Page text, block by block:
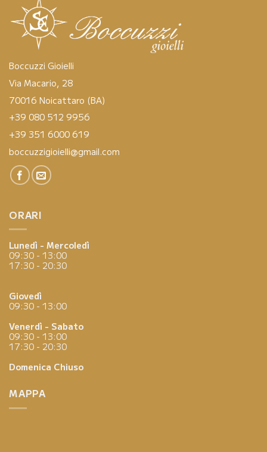
Boccuzzi Gioielli
Via Macario, 28
70016 Noicattaro (BA)
+39 080 512 9956
+39 351 6000 619
boccuzzigioielli@gmail.com
ORARI
Lunedì - Mercoledì
09:30 - 13:00
17:30 - 20:30
Giovedì
09:30 - 13:00
Venerdì - Sabato
09:30 - 13:00
17:30 - 20:30
Domenica Chiuso
MAPPA